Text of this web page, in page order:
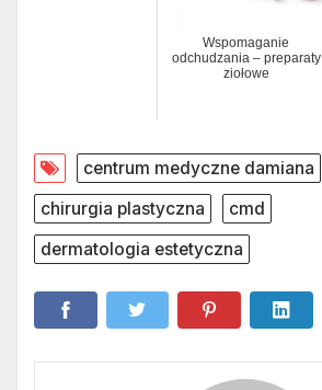
Wspomaganie
odchudzania – preparaty
ziołowe
centrum medyczne damiana
chirurgia plastyczna
cmd
dermatologia estetyczna